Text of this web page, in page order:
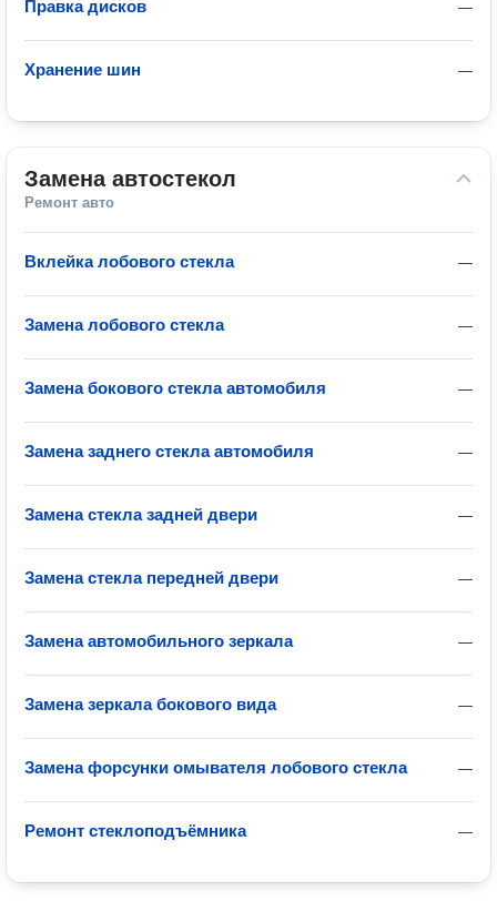
—
Правка дисков
—
Хранение шин
Замена автостекол
Ремонт авто
—
Вклейка лобового стекла
—
Замена лобового стекла
—
Замена бокового стекла автомобиля
—
Замена заднего стекла автомобиля
—
Замена стекла задней двери
—
Замена стекла передней двери
—
Замена автомобильного зеркала
—
Замена зеркала бокового вида
—
Замена форсунки омывателя лобового стекла
—
Ремонт стеклоподъёмника